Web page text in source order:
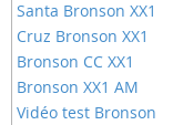
Santa Bronson XX1
Cruz Bronson XX1
Bronson CC XX1
Bronson XX1 AM
Vidéo test Bronson